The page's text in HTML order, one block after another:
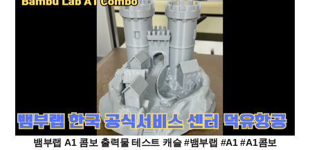
뱀부랩 A1 콤보 출력물 테스트 캐슬 #뱀부랩 #A1 #A1콤보